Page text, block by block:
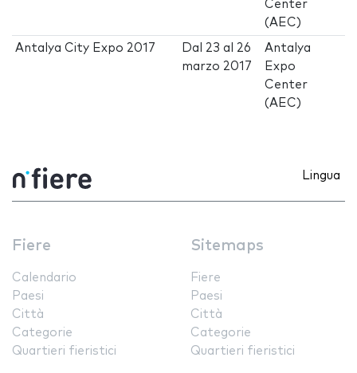
Center
(AEC)
Antalya City Expo 2017 Dal 23 al 26
marzo 2017
Antalya
Expo
Center
(AEC)
Lingua
Fiere
Calendario
Paesi
Città
Categorie
Quartieri fieristici
Sitemaps
Fiere
Paesi
Città
Categorie
Quartieri fieristici